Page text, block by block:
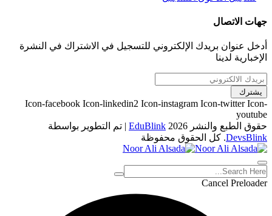
جهات الاتصال
أدخل عنوان بريدك الإلكتروني للتسجيل في الاشتراك في النشرة
الإخبارية لدينا
يشترك
Icon-facebook Icon-linkedin2 Icon-instagram Icon-twitter Icon-
youtube
حقوق الطبع والنشر 2026
EduBlink | تم التطوير بواسطة
DevsBlink. كل الحقوق محفوظة
Cancel Preloader